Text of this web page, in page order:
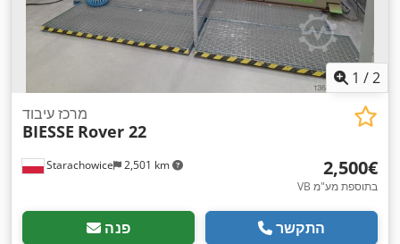
1 /2
Starachowice 2,501 km
מרכז עיבוד
BIESSE Rover 22
‏2,500 ‏€
VB בתוספת מע"מ
פנה התקשר